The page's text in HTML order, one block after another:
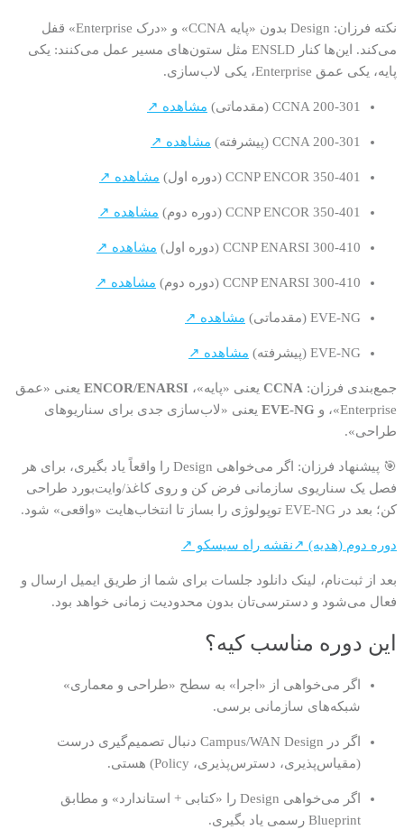
نکته فرزان: Design بدون «پایه CCNA» و «درک Enterprise» قفل
می‌کند. این‌ها کنار ENSLD مثل ستون‌های مسیر عمل می‌کنند: یکی
پایه، یکی عمق Enterprise، یکی لاب‌سازی.
CCNA 200-301 (مقدماتی) مشاهده ↗
CCNA 200-301 (پیشرفته) مشاهده ↗
CCNP ENCOR 350-401 (دوره اول) مشاهده ↗
CCNP ENCOR 350-401 (دوره دوم) مشاهده ↗
CCNP ENARSI 300-410 (دوره اول) مشاهده ↗
CCNP ENARSI 300-410 (دوره دوم) مشاهده ↗
EVE-NG (مقدماتی) مشاهده ↗
EVE-NG (پیشرفته) مشاهده ↗
جمع‌بندی فرزان: CCNA یعنی «پایه»، ENCOR/ENARSI یعنی «عمق
Enterprise»، و
EVE-NG یعنی «لاب‌سازی جدی برای سناریوهای
طراحی».
🎯 پیشنهاد فرزان: اگر می‌خواهی Design را واقعاً یاد بگیری، برای هر
فصل یک سناریوی سازمانی فرض کن و روی کاغذ/وایت‌بورد طراحی
کن؛ بعد در EVE-NG توپولوژی را بساز تا انتخاب‌هایت «واقعی» شود.
دوره دوم (هدیه) ↗نقشه راه سیسکو ↗
بعد از ثبت‌نام، لینک دانلود جلسات برای شما از طریق ایمیل ارسال و
فعال می‌شود و دسترسی‌تان بدون محدودیت زمانی خواهد بود.
این دوره مناسب کیه؟
اگر می‌خواهی از «اجرا» به سطح «طراحی و معماری»
شبکه‌های سازمانی برسی.
اگر در Campus/WAN Design دنبال تصمیم‌گیری درست
(مقیاس‌پذیری، دسترس‌پذیری، Policy) هستی.
اگر می‌خواهی Design را «کتابی + استاندارد» و مطابق
Blueprint رسمی یاد بگیری.